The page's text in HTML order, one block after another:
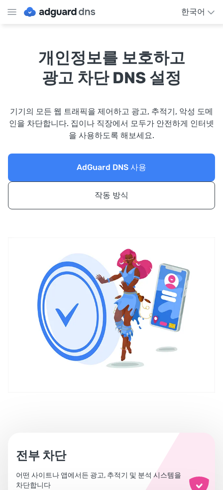
한국어
개인정보를 보호하고
광고 차단 DNS 설정
기기의 모든 웹 트래픽을 제어하고 광고, 추적기, 악성 도메
인을 차단합니다. 집이나 직장에서 모두가 안전하게 인터넷
을 사용하도록 해보세요.
AdGuard DNS 사용
작동 방식
전부 차단
어떤 사이트나 앱에서든 광고, 추적기 및 분석 시스템을
차단합니다